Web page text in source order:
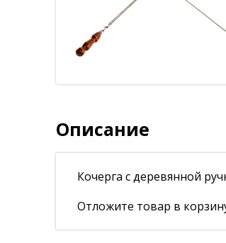
Описание
Кочерга с деревянной
Отложите товар в